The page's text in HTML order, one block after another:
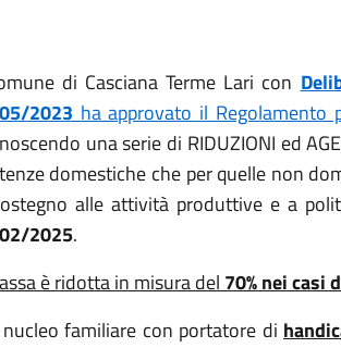
di Casciana Terme Lari con
2023 ha approvato il Regolamento
una serie di RIDUZIONI ed
domestiche che per quelle non
alle attività produttive e a
2025.
è ridotta in misura del 70% nei casi
nucleo familiare con portatore di